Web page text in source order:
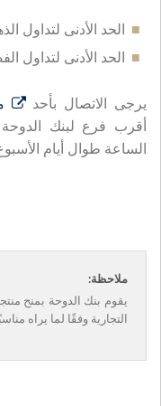
الحد الأدنى لتداول الذهب 50
الحد الأدنى لتداول الفضة 4,000
يرجى الاتصال بأحد
أقرب فرع لبنك الدوحة
الساعة طوال أيام
ملاحظة:
يقوم بنك الدوحة بمنح
التجارية وفقًا لما يراه